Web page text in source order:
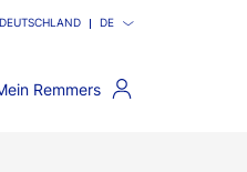
DEUTSCHLAND DE
Remmers